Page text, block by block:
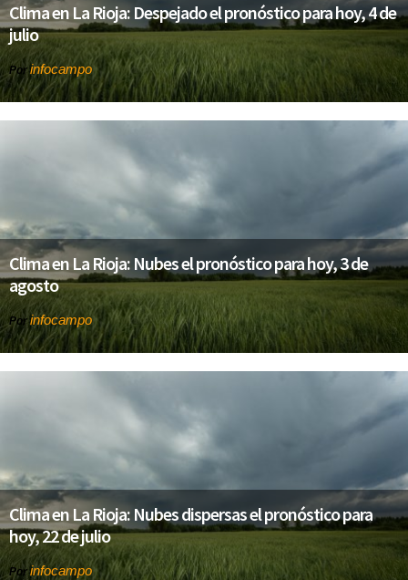
Clima en La Rioja: Despejado el pronóstico para hoy, 4 de
julio
Porinfocampo
Clima en La Rioja: Nubes el pronóstico para hoy, 3 de
agosto
Porinfocampo
Clima en La Rioja: Nubes dispersas el pronóstico para
hoy, 22 de julio
Porinfocampo